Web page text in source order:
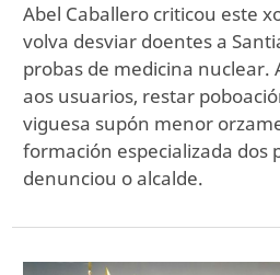
Abel Caballero criticou este
volva desviar doentes a
probas de medicina nuclear.
aos usuarios, restar
viguesa supón menor
formación especializada dos
denunciou o alcalde.